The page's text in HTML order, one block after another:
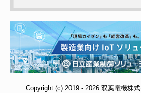
Copyright (c) 2019 - 2026 双葉電機株